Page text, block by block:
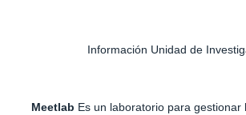
Información Unidad de
Meetlab Es un laboratorio para gestionar